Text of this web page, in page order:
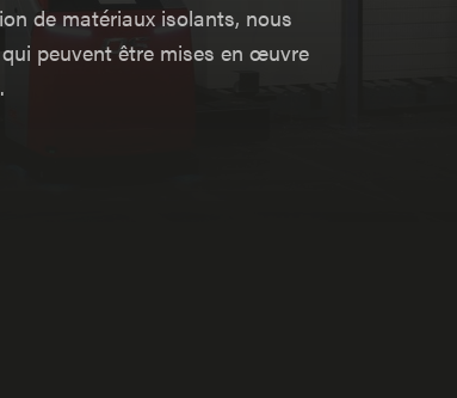
de matériaux isolants, nous
peuvent être mises en œuvre